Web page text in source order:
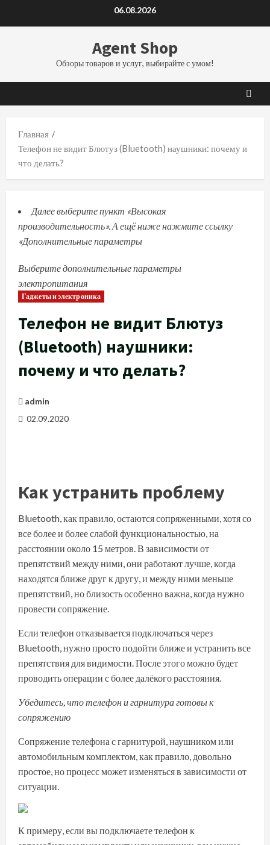
06.08.2026
Agent Shop
Обзоры товаров и услуг, выбирайте с умом!
Главная
Телефон не видит Блютуз (Bluetooth) наушники: почему и
что делать?
Гаджеты и электроника
Телефон не видит Блютуз
(Bluetooth) наушники:
почему и что делать?
admin
02.09.2020
Как устранить проблему
Bluetooth, как правило, остаются сопряженными, хотя со
все более и более слабой функциональностью, на
расстоянии около 15 метров. В зависимости от
препятствий между ними, они работают лучше, когда
находятся ближе друг к другу, и между ними меньше
препятствий, но близость особенно важна, когда нужно
провести сопряжение.
Если телефон отказывается подключаться через
Bluetooth, нужно просто подойти ближе и устранить все
препятствия для видимости. После этого можно будет
проводить операции с более далёкого расстояния.
Убедитесь, что телефон и гарнитура готовы к
сопряжению
Сопряжение телефона с гарнитурой, наушником или
автомобильным комплектом, как правило, довольно
простое, но процесс может изменяться в зависимости от
ситуации.
К примеру, если вы подключаете телефон к
Далее выберите пункт «Высокая
производительность». А ещё ниже нажмите ссылку
«Дополнительные параметры
Выберите дополнительные параметры
электропитания